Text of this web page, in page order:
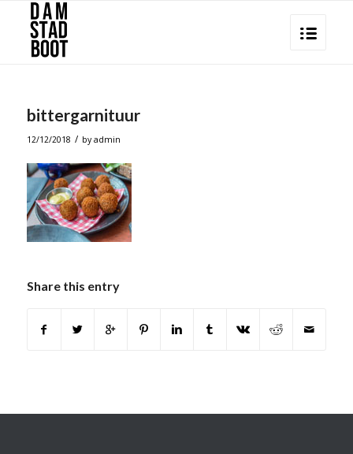
bittergarnituur
12/12/2018 / byadmin
Share this entry